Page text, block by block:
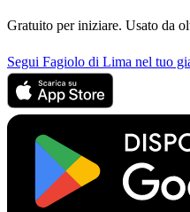
Gratuito per iniziare. Usato da
Segui Fagiolo di Lima nel tuo